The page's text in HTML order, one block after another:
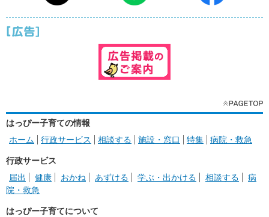
はっぴー子育ての情報
ホーム
行政サービス 相談する 施設・窓口 特集 病院・救急
行政サービス
届出
健康 おかね あずける 学ぶ・出かける 相談する
病
院・救急
はっぴー子育てについて